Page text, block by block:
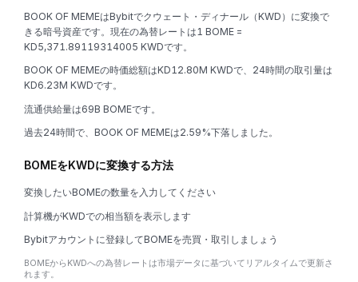
BOOK OF MEMEはBybitでクウェート・ディナール（KWD）に変換で
きる暗号資産です。現在の為替レートは1 BOME =
KD5,371.89119314005 KWDです。
BOOK OF MEMEの時価総額はKD12.80M KWDで、24時間の取引量は
KD6.23M KWDです。
流通供給量は69B BOMEです。
過去24時間で、BOOK OF MEMEは2.59%下落しました。
BOMEをKWDに変換する方法
変換したいBOMEの数量を入力してください
計算機がKWDでの相当額を表示します
Bybitアカウントに登録してBOMEを売買・取引しましょう
BOMEからKWDへの為替レートは市場データに基づいてリアルタイムで更新さ
れます。